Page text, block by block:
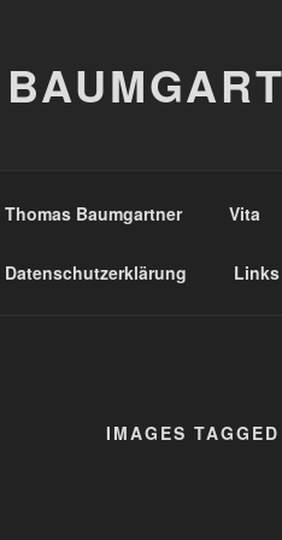
Thomas Baumgartner Vita
Datenschutzerklärung Links
IMAGES